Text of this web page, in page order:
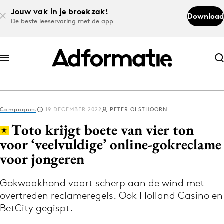
Jouw vak in je broekzak!
De beste leeservaring met de app
Download
Abonneer nu
Abonneer nu
Log in
Download de app
Volg het laatste nieuws via de Adformatie
Nieuws app
Campagnes 19 DECEMBER 2022 PETER OLSTHOORN
Toto krijgt boete van vier ton
voor ‘veelvuldige’ online-gokreclame
voor jongeren
Gokwaakhond vaart scherp aan de wind met
overtreden reclameregels. Ook Holland Casino en
BetCity gegispt.